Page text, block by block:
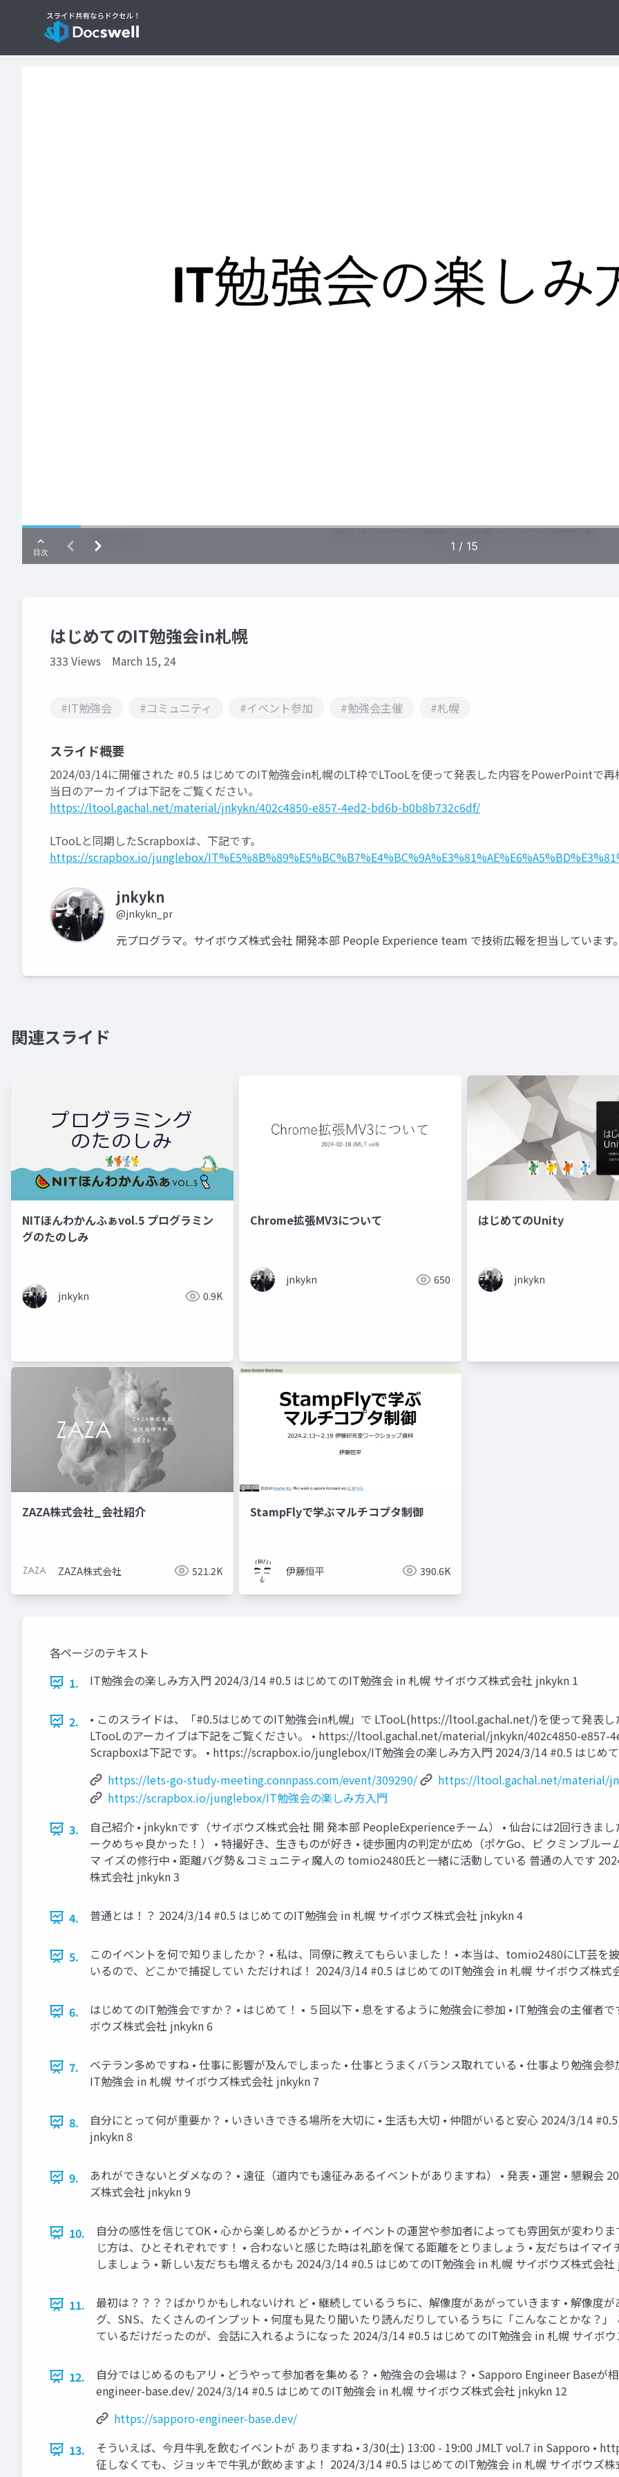
はじめてのIT勉強会in札幌
333 Views March 15, 24
#IT勉強会 #コミュニティ #イベント参加 #勉強会主催 #札幌
スライド概要
2024/03/14に開催された #0.5 はじめてのIT勉強会in札幌のLT枠でLTooLを使って発表した内容をPowerPointで再
当日のアーカイブは下記をご覧ください。
https://ltool.gachal.net/material/jnkykn/402c4850-e857-4ed2-bd6b-b0b8b732c6df/
LTooLと同期したScrapboxは、下記です。
https://scrapbox.io/junglebox/
jnkykn
@jnkykn_pr
元プログラマ。サイボウズ株式会社 開発本部 People Experience team で技術広報を担当しています
関連スライド
NITほんわかんふぁvol.5 プログラミン
グのたのしみ
jnkykn 0.9K
Chrome拡張MV3について
jnkykn 650
はじめてのUnity
jnkykn
ZAZA株式会社_会社紹介
ZAZA株式会社 521.2K
StampFlyで学ぶマルチコプタ制御
伊藤恒平 390.6K
各ページのテキスト
1.
IT勉強会の楽しみ方入門 2024/3/14 #0.5 はじめてのIT勉強会 in 札幌 サイボウズ株式会社 jnkykn 1
2.
• このスライドは、「#0.5はじめてのIT勉強会in札幌」で LTooL(https://ltool.gachal.net/)を使って発表
LTooLのアーカイブは下記をご覧ください。 • https://ltool.gachal.net/material/jnkykn/402c4850-e857-
Scrapboxは下記です。 • https://scrapbox.io/junglebox/IT勉強会の楽しみ方入門 2024/3/14 #0.5 はじめ
https://lets-go-study-meeting.connpass.com/event/309290/
https://ltool.gachal.net/material/
https://scrapbox.io/junglebox/IT勉強会の楽しみ方入門
3.
自己紹介 • jnkyknです（サイボウズ株式会社 開 発本部 PeopleExperienceチーム） • 仙台には2回行きま
ークめちゃ良かった！） • 特撮好き、生きものが好き • 徒歩圏内の判定が広め（ポケGo、ピ クミンブル
マ イズの修行中 • 距離バグ勢＆コミュニティ魔人の tomio2480氏と一緒に活動している 普通の人です
株式会社 jnkykn 3
4. 普通とは！？ 2024/3/14 #0.5 はじめてのIT勉強会 in 札幌 サイボウズ株式会社 jnkykn 4
5.
このイベントを何で知りましたか？ • 私は、同僚に教えてもらいました！ • 本当は、tomio2480にLT芸
いるので、どこかで捕捉してい ただければ！ 2024/3/14 #0.5 はじめてのIT勉強会 in 札幌 サイボウズ株式
6.
はじめてのIT勉強会ですか？ • はじめて！ • ５回以下 • 息をするように勉強会に参加 • IT勉強会の主催者
ボウズ株式会社 jnkykn 6
7.
ベテラン多めですね • 仕事に影響が及んでしまった • 仕事とうまくバランス取れている • 仕事より勉強会
IT勉強会 in 札幌 サイボウズ株式会社 jnkykn 7
8.
自分にとって何が重要か？ • いきいきできる場所を大切に • 生活も大切 • 仲間がいると安心 2024/3/14
jnkykn 8
9.
あれができないとダメなの？ • 遠征（道内でも遠征みあるイベントがありますね） • 発表 • 運営 • 懇親
ズ株式会社 jnkykn 9
10.
自分の感性を信じてOK • 心から楽しめるかどうか • イベントの運営や参加者によっても雰囲気が変わり
じ方は、ひとそれぞれです！ • 合わないと感じた時は礼節を保てる距離をとりましょう • 友だちはイマ
しましょう • 新しい友だちも増えるかも 2024/3/14 #0.5 はじめてのIT勉強会 in 札幌 サイボウズ株式会
11.
最初は？？？？ばかりかもしれないけれ ど • 継続しているうちに、解像度があがっていきます • 解像度
グ、SNS、たくさんのインプット • 何度も見たり聞いたり読んだりしているうちに「こんなことかな？
ているだけだったのが、会話に入れるようになった 2024/3/14 #0.5 はじめてのIT勉強会 in 札幌 サイボ
12.
自分ではじめるのもアリ • どうやって参加者を集める？ • 勉強会の会場は？ • Sapporo Engineer Base
engineer-base.dev/ 2024/3/14 #0.5 はじめてのIT勉強会 in 札幌 サイボウズ株式会社 jnkykn 12
https://sapporo-engineer-base.dev/
13.
そういえば、今月牛乳を飲むイベントが ありますね • 3/30(土) 13:00 - 19:00 JMLT vol.7 in Sapporo •
征しなくても、ジョッキで牛乳が飲めますよ！ 2024/3/14 #0.5 はじめてのIT勉強会 in 札幌 サイボウズ